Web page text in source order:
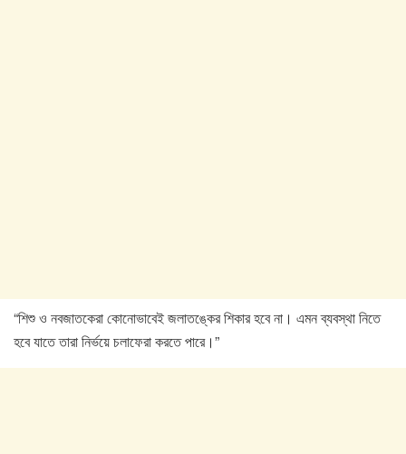
“শিশু ও নবজাতকেরা কোনোভাবেই জলাতঙ্কের শিকার হবে না। এমন ব্যবস্থা নিতে
হবে যাতে তারা নির্ভয়ে চলাফেরা করতে পারে।”